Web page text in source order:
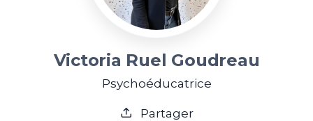
Victoria Ruel Goudreau
Psychoéducatrice
Partager